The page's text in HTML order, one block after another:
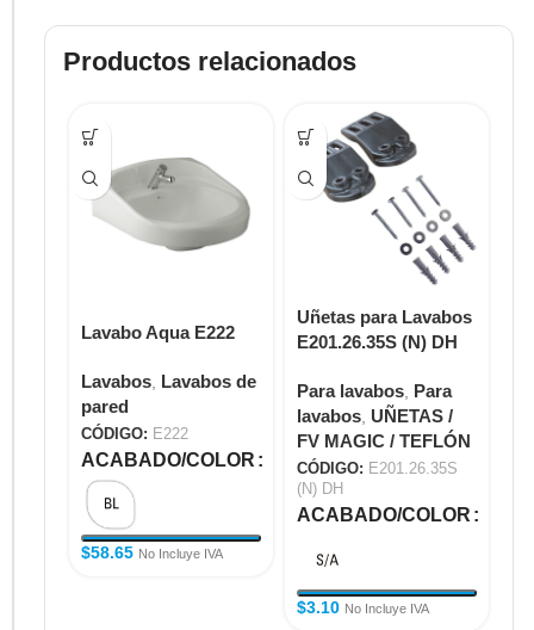
Productos relacionados
Lavabo Aqua E222
Lavabos, Lavabos de
pared
CÓDIGO: E222
ACABADO/COLOR
$58.65 No Incluye IVA
Uñetas para Lavabos
E201.26.35S (N) DH
Para lavabos Para
lavabos UÑETAS /
FV MAGIC / TEFLÓN
CÓDIGO: E201.26.35S
(N) DH
ACABADO/COLOR
$3.10 No Incluye IVA